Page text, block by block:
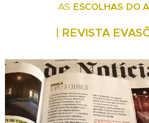
AS ESCOLHAS DO
| REVISTA